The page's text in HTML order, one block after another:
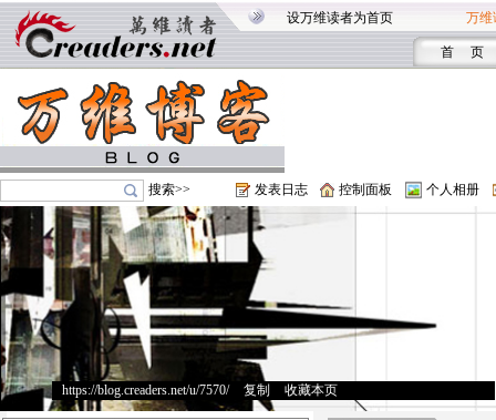
设万维读者为首页 万维
首 页
搜索>> 发表日志 控制面板 个人相册
https://blog.creaders.net/u/7570/> 复制 收藏本页